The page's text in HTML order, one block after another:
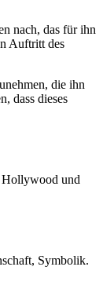
nach, das für ihn
Auftritt des
die ihn
dass dieses
Hollywood und
Symbolik.